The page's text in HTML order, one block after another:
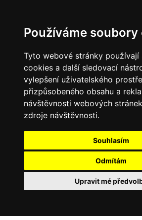
Používáme soubory
Tyto webové stránky používají
cookies a další sledovací
vylepšení uživatelského
přizpůsobeného obsahu a
návštěvnosti webových
zdroje návštěvnosti.
Souhlasím
Odmítám
Upravit mé